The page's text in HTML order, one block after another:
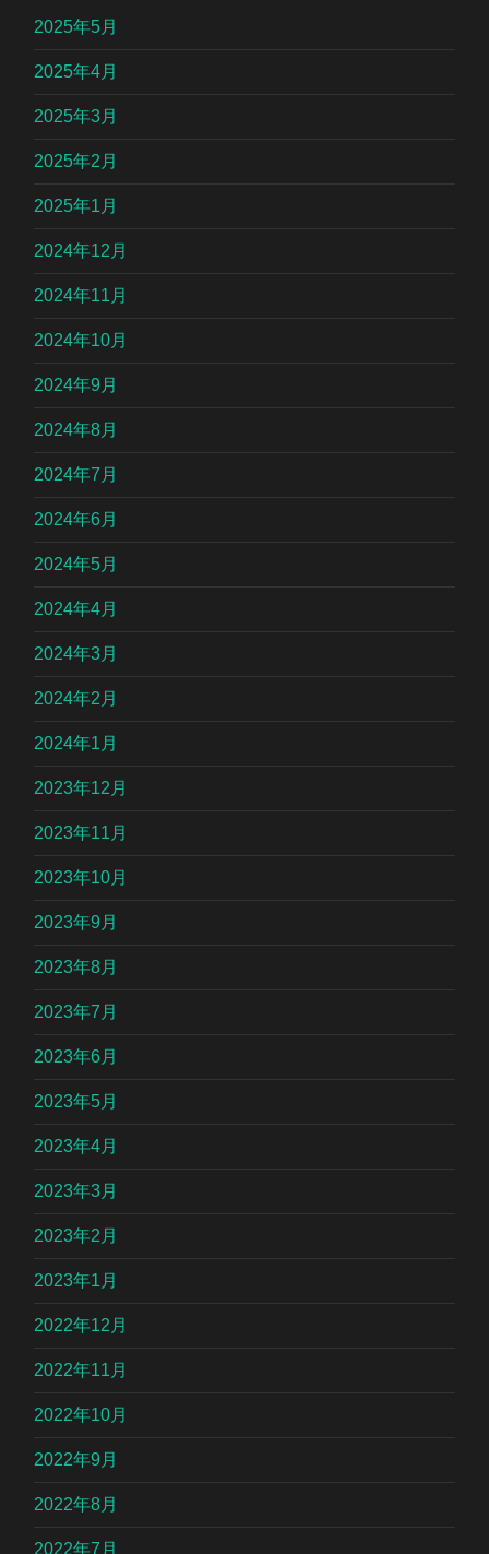
2025年5月
2025年4月
2025年3月
2025年2月
2025年1月
2024年12月
2024年11月
2024年10月
2024年9月
2024年8月
2024年7月
2024年6月
2024年5月
2024年4月
2024年3月
2024年2月
2024年1月
2023年12月
2023年11月
2023年10月
2023年9月
2023年8月
2023年7月
2023年6月
2023年5月
2023年4月
2023年3月
2023年2月
2023年1月
2022年12月
2022年11月
2022年10月
2022年9月
2022年8月
2022年7月